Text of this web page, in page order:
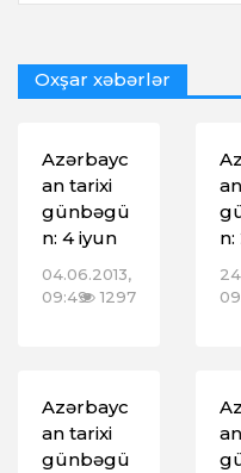
Oxşar xəbərlər
Azərbayc
an tarixi
günbəgü
n: 4 iyun
04.06.2013,
09:49 1297
n:
Azərbayc
an tarixi
günbəgü